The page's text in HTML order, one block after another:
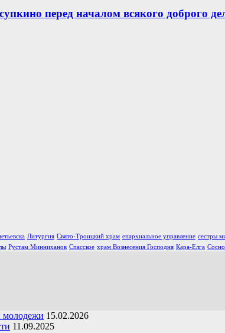
перед началом всякого доброго
Литургия Свято-Троицкий храм епархиальное управление сестры
Рустам Минниханов Спасское храм Вознесения Господня Кара-Елга
молодежи 15.02.2026
11.09.2025